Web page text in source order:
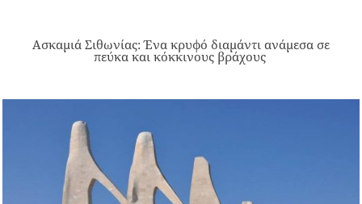
Ασκαμιά Σιθωνίας: Ένα κρυφό διαμάντι ανάμεσα σε
πεύκα και κόκκινους βράχους